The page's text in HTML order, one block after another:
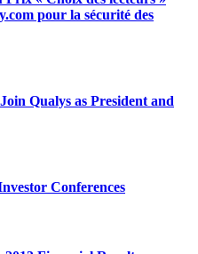
pour la sécurité des
Qualys as President and
Conferences